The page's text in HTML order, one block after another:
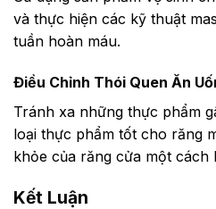
và thực hiện các kỹ thuật
tuần hoàn máu.
Điều Chỉnh Thói Quen Ăn
Tránh xa những thực phẩm
loại thực phẩm tốt cho răng
khỏe của răng cửa một cách
Kết Luận